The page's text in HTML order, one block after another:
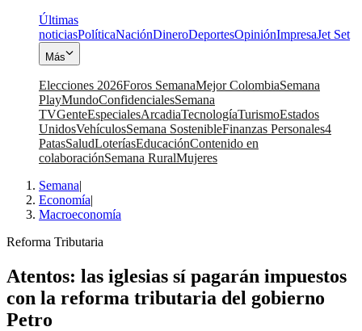
Últimas
noticiasPolíticaNaciónDineroDeportesOpiniónImpresaJet Set
Más
Elecciones 2026Foros SemanaMejor ColombiaSemana
PlayMundoConfidencialesSemana
TVGenteEspecialesArcadiaTecnologíaTurismoEstados
UnidosVehículosSemana SostenibleFinanzas Personales4
PatasSaludLoteríasEducaciónContenido en
colaboraciónSemana RuralMujeres
Semana|
Economía|
Macroeconomía
Reforma Tributaria
Atentos: las iglesias sí pagarán impuestos
con la reforma tributaria del gobierno
Petro